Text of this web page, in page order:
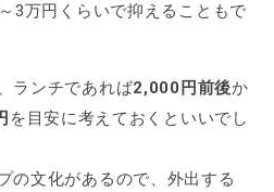
3万円くらいで抑えることもで
ランチであれば2,000円前後か
を目安に考えておくといいでし
の文化があるので、外出する